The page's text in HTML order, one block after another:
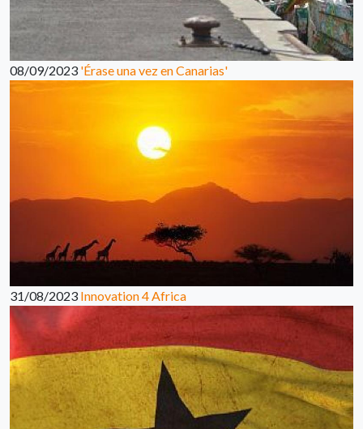
08/09/2023 'Érase una vez en Canarias'
31/08/2023 Innovation 4 Africa